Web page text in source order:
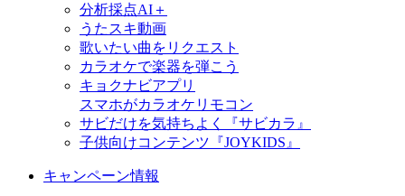
分析採点AI＋
うたスキ動画
歌いたい曲をリクエスト
カラオケで楽器を弾こう
キョクナビアプリ
スマホがカラオケリモコン
サビだけを気持ちよく『サビカラ』
子供向けコンテンツ『JOYKIDS』
キャンペーン情報